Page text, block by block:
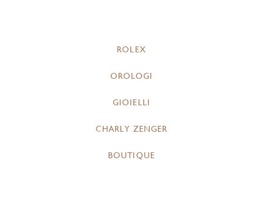
ROLEX
OROLOGI
GIOIELLI
CHARLY ZENGER
BOUTIQUE